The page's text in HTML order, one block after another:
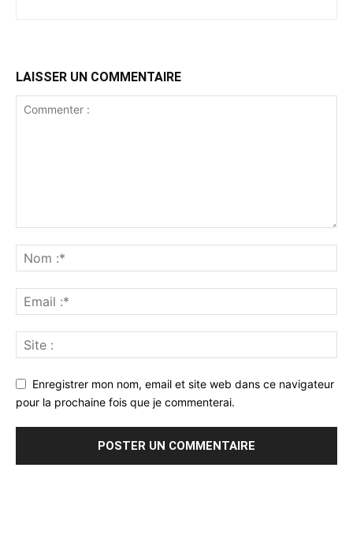
LAISSER UN COMMENTAIRE
Enregistrer mon nom, email et site web dans ce navigateur
pour la prochaine fois que je commenterai.